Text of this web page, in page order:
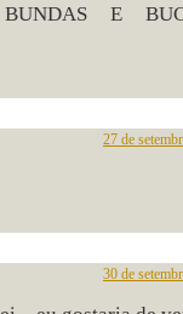
E
27 de
30 de